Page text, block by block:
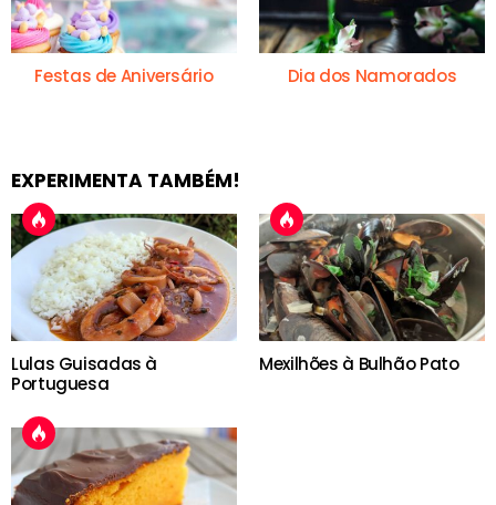
Festas de Aniversário Dia dos Namorados
EXPERIMENTA TAMBÉM!
Lulas Guisadas à
Portuguesa
Mexilhões à Bulhão Pato